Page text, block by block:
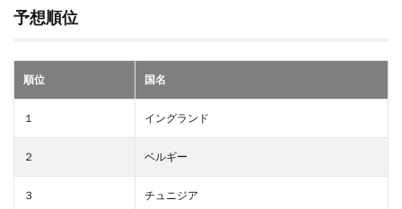
予想順位
順位 国名
１ イングランド
２ ベルギー
３ チュニジア